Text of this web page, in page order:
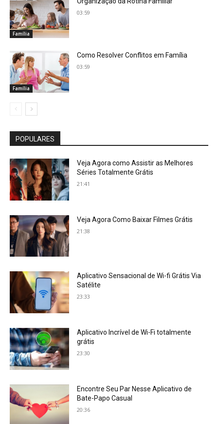
Família
03:59
Família
Como Resolver Conflitos em Família
03:59
POPULARES
Veja Agora como Assistir as Melhores
Séries Totalmente Grátis
21:41
Veja Agora Como Baixar Filmes Grátis
21:38
Aplicativo Sensacional de Wi-fi Grátis Via
Satélite
23:33
Aplicativo Incrível de Wi-Fi totalmente
grátis
23:30
Encontre Seu Par Nesse Aplicativo de
Bate-Papo Casual
20:36